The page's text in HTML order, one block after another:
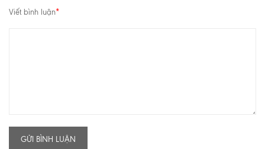
Viết bình luận*
GỬI BÌNH LUẬN